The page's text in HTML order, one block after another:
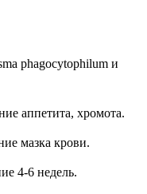
phagocytophilum и
аппетита, хромота.
мазка крови.
4-6 недель.